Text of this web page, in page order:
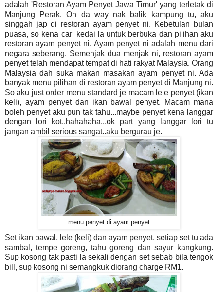
adalah 'Restoran Ayam Penyet Jawa Timur' yang terletak di
Manjung Perak. On da way nak balik kampung tu, aku
singgah jap di restoran ayam penyet ni. Kebetulan bulan
puasa, so kena cari kedai la untuk berbuka dan pilihan aku
restoran ayam penyet ni. Ayam penyet ni adalah menu dari
negara seberang. Semenjak dua menjak ni, restoran ayam
penyet telah mendapat tempat di hati rakyat Malaysia. Orang
Malaysia dah suka makan masakan ayam penyet ni. Ada
banyak menu pilihan di restoran ayam penyet di Manjung ni.
So aku just order menu standard je macam lele penyet (ikan
keli), ayam penyet dan ikan bawal penyet. Macam mana
boleh penyet aku pun tak tahu...maybe penyet kena langgar
dengan lori kot..hahahaha...ok part yang langgar lori tu
jangan ambil serious sangat..aku bergurau je.
menu penyet di ayam penyet
Set ikan bawal, lele (keli) dan ayam penyet, setiap set tu ada
sambal, tempe goreng, tahu goreng dan sayur kangkung.
Sup kosong tak pasti la sekali dengan set sebab bila tengok
bill, sup kosong ni semangkuk diorang charge RM1.